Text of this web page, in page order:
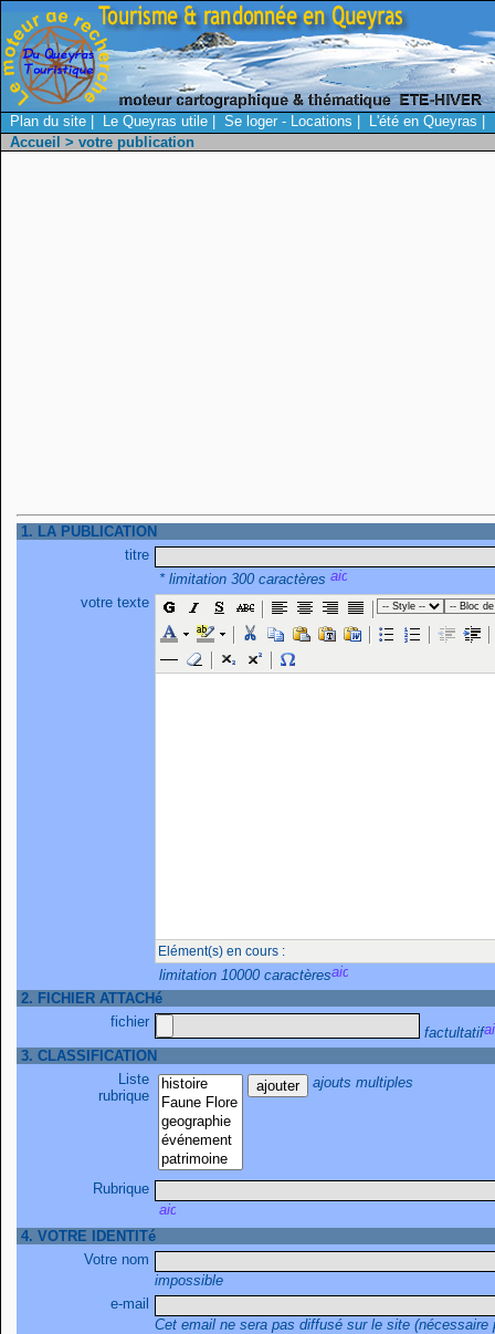
Plan du site| Le Queyras utile| Se loger - Locations L'été en Queyras
Accueil > votre publication
1. LA PUBLICATION
titre
* limitation 300 caractères
votre texte
Elément(s) en cours :
limitation 10000 caractères
2. FICHIER ATTACHé
fichier
factultatif
3. CLASSIFICATION
Liste
rubrique
ajouts multiples
Rubrique
4. VOTRE IDENTITé
Votre nom
impossible
e-mail
Cet email ne sera pas diffusé sur le site